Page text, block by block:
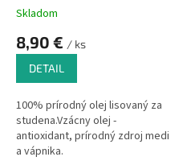
Skladom
8,90 € / ks
DETAIL
100% prírodný olej lisovaný za
studena.Vzácny olej -
antioxidant, prírodný zdroj medi
a vápnika.